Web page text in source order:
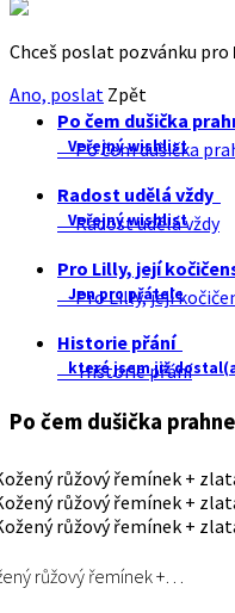
Chceš poslat pozvánku pro
Ano, poslat Zpět
Po čem dušička
Veřejný wishlist
Po čem dušička
Radost udělá vždy
Veřejný wishlist
Radost udělá vždy
Pro Lilly, její
Jen pro přátele
Pro Lilly, její
Historie přání
které jsem již
Historie přání
Po čem dušička prahne
růžový řemínek +…